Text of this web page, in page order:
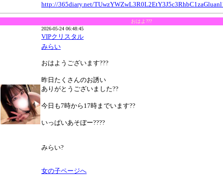
http://365diary.net/
おはよ???
2026-05-24 06:48:45
VIPクリスタル
みらい
おはようございます???
昨日たくさんのお誘い
ありがとうございました??
今日も7時から17時までいます??
いっぱいあそぼー????
みらい?
女の子ページへ